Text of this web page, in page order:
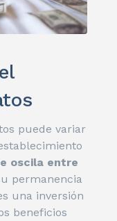
puede variar
oscila entre
permanencia
una inversión
beneficios